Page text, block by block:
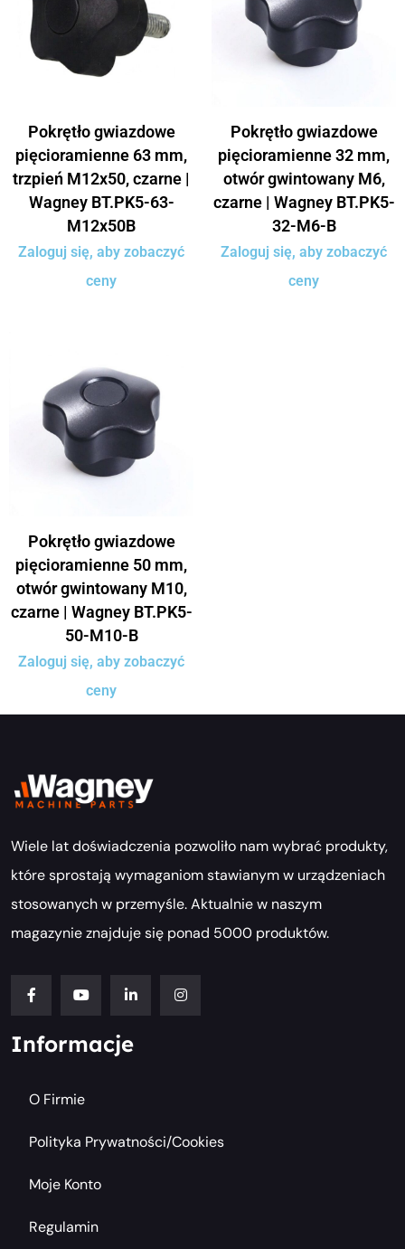
Pokrętło gwiazdowe
pięcioramienne 63 mm,
trzpień M12x50, czarne |
Wagney BT.PK5-63-
M12x50B
Zaloguj się, aby zobaczyć
ceny
Pokrętło gwiazdowe
pięcioramienne 32 mm,
otwór gwintowany M6,
czarne | Wagney BT.PK5-
32-M6-B
Zaloguj się, aby zobaczyć
ceny
Pokrętło gwiazdowe
pięcioramienne 50 mm,
otwór gwintowany M10,
czarne | Wagney BT.PK5-
50-M10-B
Zaloguj się, aby zobaczyć
ceny
Wiele lat doświadczenia pozwoliło nam wybrać produkty,
które sprostają wymaganiom stawianym w urządzeniach
stosowanych w przemyśle. Aktualnie w naszym
magazynie znajduje się ponad 5000 produktów.
Informacje
O Firmie
Polityka Prywatności/cookies
Moje Konto
Regulamin